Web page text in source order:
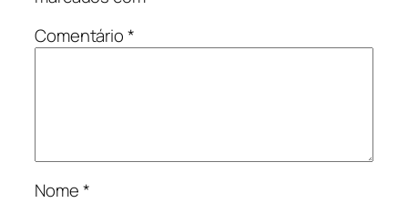
Comentário*
Nome*